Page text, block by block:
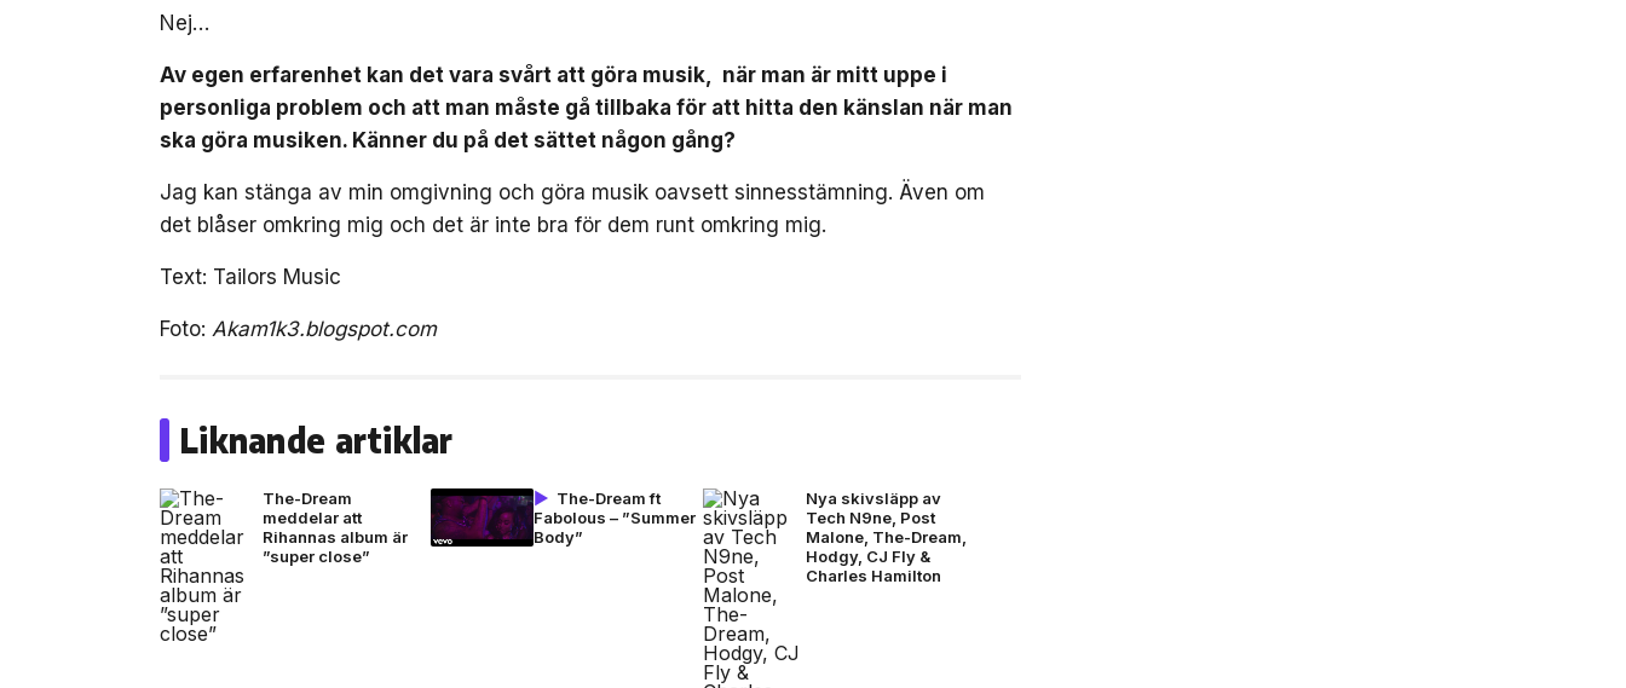
Nej…
Av egen erfarenhet kan det vara svårt att göra musik, när man är mitt uppe i
personliga problem och att man måste gå tillbaka för att hitta den känslan när man
ska göra musiken. Känner du på det sättet någon gång?
Jag kan stänga av min omgivning och göra musik oavsett sinnesstämning. Även om
det blåser omkring mig och det är inte bra för dem runt omkring mig.
Text: Tailors Music
Foto: Akam1k3.blogspot.com
Liknande artiklar
The-Dream
meddelar att
Rihannas album är
”super close”
The-Dream ft
Fabolous – ”Summer
Body”
Nya skivsläpp av
Tech N9ne, Post
Malone, The-Dream,
Hodgy, CJ Fly &
Charles Hamilton